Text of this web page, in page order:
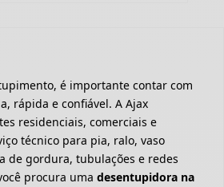
é importante contar com
rápida e confiável. A Ajax
residenciais, comerciais e
técnico para pia, ralo, vaso
de gordura, tubulações e redes
procura uma desentupidora na